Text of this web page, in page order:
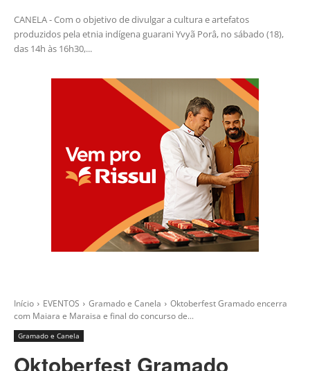
CANELA - Com o objetivo de divulgar a cultura e artefatos
produzidos pela etnia indígena guarani Yvyã Porâ, no sábado (18),
das 14h às 16h30,...